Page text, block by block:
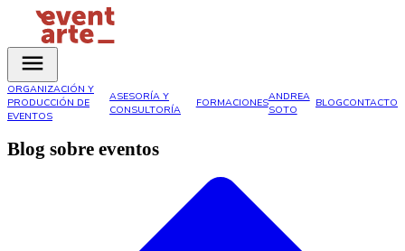
ORGANIZACIÓN Y
PRODUCCIÓN DE
EVENTOS
ASESORÍA Y
CONSULTORÍA
FORMACIONESANDREA
SOTO
BLOGCONTACTO
Blog sobre eventos